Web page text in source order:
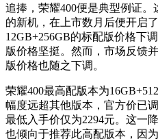
追捧，荣耀400便是典型例证
的新机，在上市数月后便开启
12GB+256GB的标配版价格下
版价格坚挺。然而，市场反馈
版价格也随之下调。
荣耀400最高配版本为
幅度远超其他版本，官方价已
最低入手价仅为2294元。这一
也倾向于推荐此高配版本，因